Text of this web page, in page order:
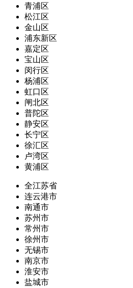
青浦区
松江区
金山区
浦东新区
嘉定区
宝山区
闵行区
杨浦区
虹口区
闸北区
普陀区
静安区
长宁区
徐汇区
卢湾区
黄浦区
全江苏省
连云港市
南通市
苏州市
常州市
徐州市
无锡市
南京市
淮安市
盐城市